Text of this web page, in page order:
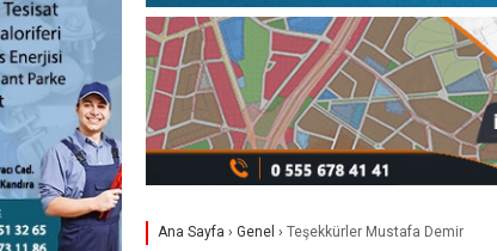
Ana Sayfa › Genel › Teşekkürler Mustafa Demir